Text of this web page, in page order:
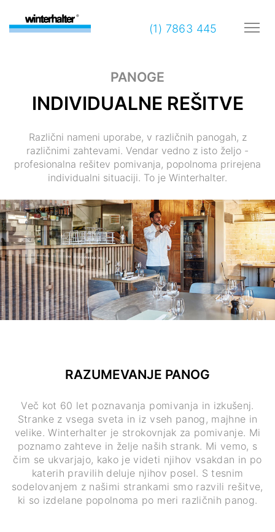
(1) 7863 445
PANOGE
INDIVIDUALNE REŠITVE
Različni nameni uporabe, v različnih panogah, z
različnimi zahtevami. Vendar vedno z isto željo -
profesionalna rešitev pomivanja, popolnoma prirejena
individualni situaciji. To je Winterhalter.
RAZUMEVANJE PANOG
Več kot 60 let poznavanja pomivanja in izkušenj.
Stranke z vsega sveta in iz vseh panog, majhne in
velike. Winterhalter je strokovnjak za pomivanje. Mi
poznamo zahteve in želje naših strank. Mi vemo, s
čim se ukvarjajo, kako je videti njihov vsakdan in po
katerih pravilih deluje njihov posel. S tesnim
sodelovanjem z našimi strankami smo razvili rešitve,
ki so izdelane popolnoma po meri različnih panog.